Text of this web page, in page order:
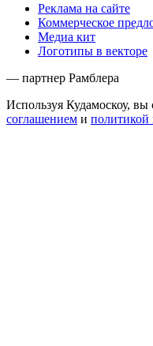
Реклама на сайте
Коммерческое
Медиа кит
Логотипы в векторе
— партнер Рамблера
Используя Кудамоскоу, вы
соглашением и политикой